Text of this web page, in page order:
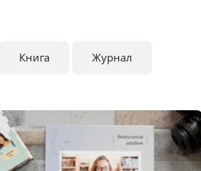
Книга Журнал